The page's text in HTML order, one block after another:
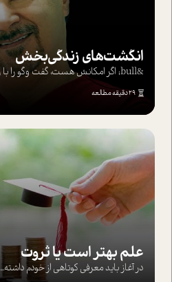
انگشت‌های‌ زندگی‌بخش
&bull; اگر امکانش هست، گفت وگو را با روا...
29 دقیقه مطالعه
علم بهتر است یا ثروت
در آغاز باید معرفی کوتاهی از خودم داشته...